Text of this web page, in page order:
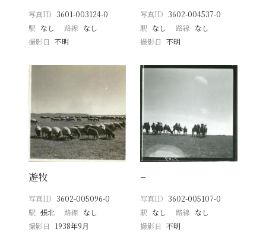
写真ID 3601-003124-0
駅 なし 路線 なし
撮影日
不明
写真ID 3602-004537-0
駅 なし 路線 なし
撮影日 不明
遊牧
写真ID 3602-005096-0
駅 張北 路線 なし
撮影日
1938年9月
−
写真ID 3602-005107-0
駅 なし 路線 なし
撮影日 不明